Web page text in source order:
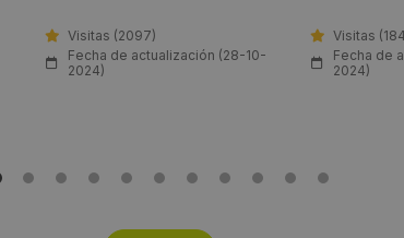
Visitas (2097)
Fecha de actualización (28-10-
2024)
Visitas
Fecha de
2024)